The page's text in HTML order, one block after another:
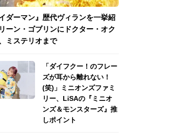
イダーマン』歴代ヴィランを一挙紹
ーン・ゴブリンにドクター・オク
ミステリオまで
「ダイフクー！のフレー
ズが耳から離れない！
(笑)」ミニオンズファミ
リー、LiSAの『ミニオ
ンズ＆モンスターズ』推
しポイント